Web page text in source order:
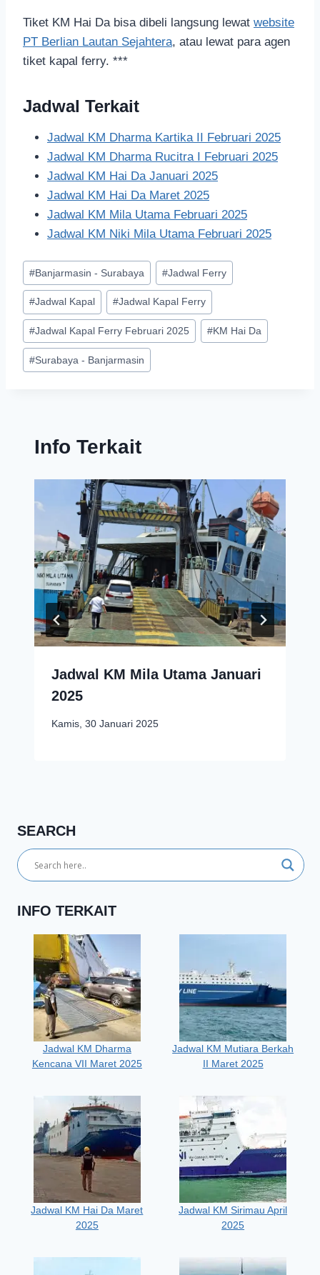
Tiket KM Hai Da bisa dibeli langsung lewat website
PT Berlian Lautan Sejahtera, atau lewat para agen
tiket kapal ferry. ***
Jadwal Terkait
Jadwal KM Dharma Kartika II Februari 2025
Jadwal KM Dharma Rucitra I Februari 2025
Jadwal KM Hai Da Januari 2025
Jadwal KM Hai Da Maret 2025
Jadwal KM Mila Utama Februari 2025
Jadwal KM Niki Mila Utama Februari 2025
#Banjarmasin - Surabaya #Jadwal Ferry
#Jadwal Kapal #Jadwal Kapal Ferry
#Jadwal Kapal Ferry Februari 2025 #KM Hai Da
#Surabaya - Banjarmasin
Info Terkait
Jadwal KM Mila Utama Januari
2025
Kamis, 30 Januari 2025
SEARCH
INFO TERKAIT
Jadwal KM Dharma
Kencana VII Maret 2025
Jadwal KM Mutiara Berkah
II Maret 2025
Jadwal KM Hai Da Maret
2025
Jadwal KM Sirimau April
2025